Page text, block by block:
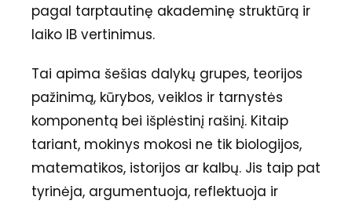
pagal tarptautinę akademinę struktūrą ir
laiko IB vertinimus.
Tai apima šešias dalykų grupes, teorijos
pažinimą, kūrybos, veiklos ir tarnystės
komponentą bei išplėstinį rašinį. Kitaip
tariant, mokinys mokosi ne tik biologijos,
matematikos, istorijos ar kalbų. Jis taip pat
tyrinėja, argumentuoja, reflektuoja ir